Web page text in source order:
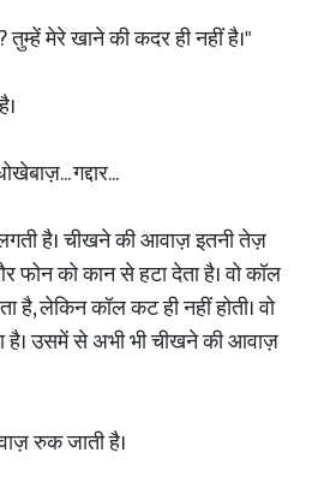
मेरे खाने की कदर ही नहीं है।"
गद्दार...
है। चीखने की आवाज़ इतनी तेज़
फोन को कान से हटा देता है। वो कॉल
लेकिन कॉल कट ही नहीं होती। वो
है। उसमें से अभी भी चीखने की आवाज़
रुक जाती है।